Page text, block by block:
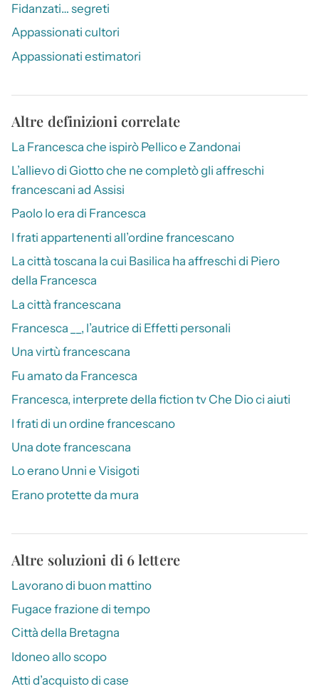
Fidanzati… segreti
Appassionati cultori
Appassionati estimatori
Altre definizioni correlate
La Francesca che ispirò Pellico e Zandonai
L’allievo di Giotto che ne completò gli affreschi
francescani ad Assisi
Paolo lo era di Francesca
I frati appartenenti all’ordine francescano
La città toscana la cui Basilica ha affreschi di Piero
della Francesca
La città francescana
Francesca __, l’autrice di Effetti personali
Una virtù francescana
Fu amato da Francesca
Francesca, interprete della fiction tv Che Dio ci aiuti
I frati di un ordine francescano
Una dote francescana
Lo erano Unni e Visigoti
Erano protette da mura
Altre soluzioni di 6 lettere
Lavorano di buon mattino
Fugace frazione di tempo
Città della Bretagna
Idoneo allo scopo
Atti d’acquisto di case